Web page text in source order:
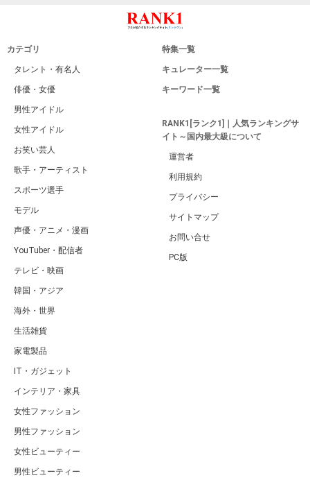
カテゴリ
タレント・有名人
俳優・女優
男性アイドル
女性アイドル
お笑い芸人
歌手・アーティスト
スポーツ選手
モデル
声優・アニメ・漫画
YouTuber・配信者
テレビ・映画
韓国・アジア
海外・世界
生活雑貨
家電製品
IT・ガジェット
インテリア・家具
女性ファッション
男性ファッション
女性ビューティー
男性ビューティー
特集一覧
キュレーター一覧
キーワード一覧
RANK1[ランク1]｜人気ランキングサ
イト～国内最大級について
運営者
利用規約
プライバシー
サイトマップ
お問い合せ
PC版